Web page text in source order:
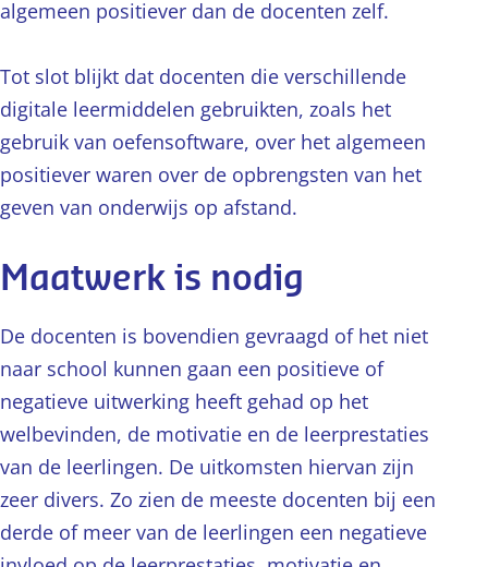
algemeen positiever dan de docenten zelf.
Tot slot blijkt dat docenten die verschillende
digitale leermiddelen gebruikten, zoals het
gebruik van oefensoftware, over het algemeen
positiever waren over de opbrengsten van het
geven van onderwijs op afstand.
Maatwerk is nodig
De docenten is bovendien gevraagd of het niet
naar school kunnen gaan een positieve of
negatieve uitwerking heeft gehad op het
welbevinden, de motivatie en de leerprestaties
van de leerlingen. De uitkomsten hiervan zijn
zeer divers. Zo zien de meeste docenten bij een
derde of meer van de leerlingen een negatieve